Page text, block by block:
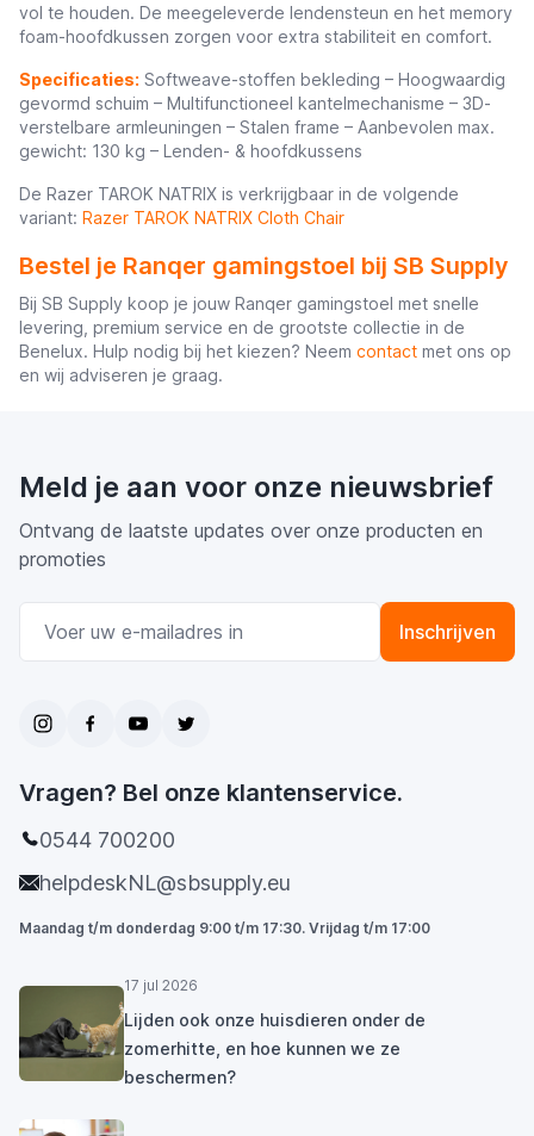
vol te houden. De meegeleverde lendensteun en het memory
foam-hoofdkussen zorgen voor extra stabiliteit en comfort.
Specificaties: Softweave-stoffen bekleding – Hoogwaardig
gevormd schuim – Multifunctioneel kantelmechanisme – 3D-
verstelbare armleuningen – Stalen frame – Aanbevolen max.
gewicht: 130 kg – Lenden- & hoofdkussens
De Razer TAROK NATRIX is verkrijgbaar in de volgende
variant: Razer TAROK NATRIX Cloth Chair
Bestel je Ranqer gamingstoel bij SB Supply
Bij SB Supply koop je jouw Ranqer gamingstoel met snelle
levering, premium service en de grootste collectie in de
Benelux. Hulp nodig bij het kiezen? Neem contact met ons op
en wij adviseren je graag.
Meld je aan voor onze nieuwsbrief
Ontvang de laatste updates over onze producten en
promoties
Inschrijven
Vragen? Bel onze klantenservice.
0544 700200
helpdeskNL@sbsupply.eu
Maandag t/m donderdag 9:00 t/m 17:30. Vrijdag t/m 17:00
17 jul 2026
Lijden ook onze huisdieren onder de
zomerhitte, en hoe kunnen we ze
beschermen?